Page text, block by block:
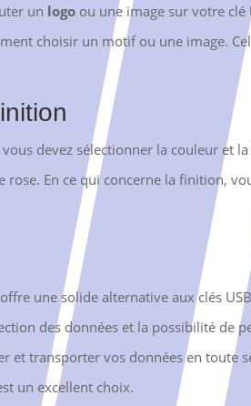
un logo ou une image sur votre
choisir un motif ou une image.
devez sélectionner la couleur et
En ce qui concerne la finition,
une solide alternative aux clés
des données et la possibilité de
et transporter vos données en toute
un excellent choix.